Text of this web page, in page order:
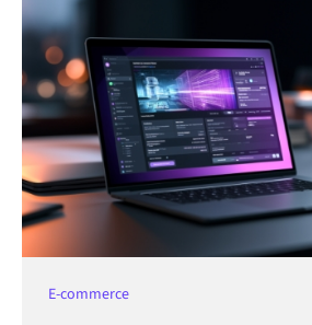
E-commerce